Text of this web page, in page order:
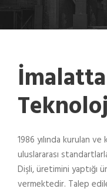
1986 yılında kurulan
uluslararası
Dişli, üretimini yaptığı
vermektedir. Talep